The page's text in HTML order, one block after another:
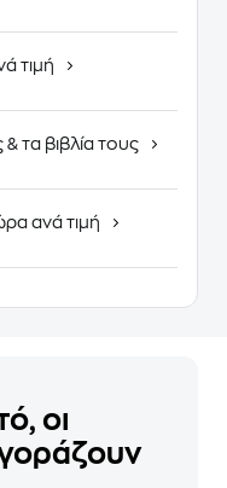
τιμή
τα βιβλία τους
ανά τιμή
οι